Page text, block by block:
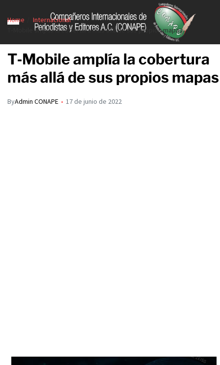
Home
Internacional
T‑Mobile amplía la cobertura más allá de sus propios mapas
T‑Mobile amplía la cobertura
más allá de sus propios mapas
ByAdmin CONAPE 17 de junio de 2022